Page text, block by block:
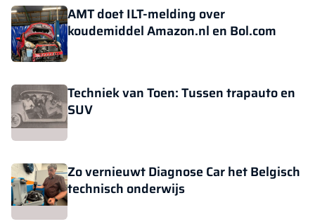
AMT doet ILT-melding over
koudemiddel Amazon.nl en Bol.com
Techniek van Toen: Tussen trapauto en
SUV
Zo vernieuwt Diagnose Car het Belgisch
technisch onderwijs